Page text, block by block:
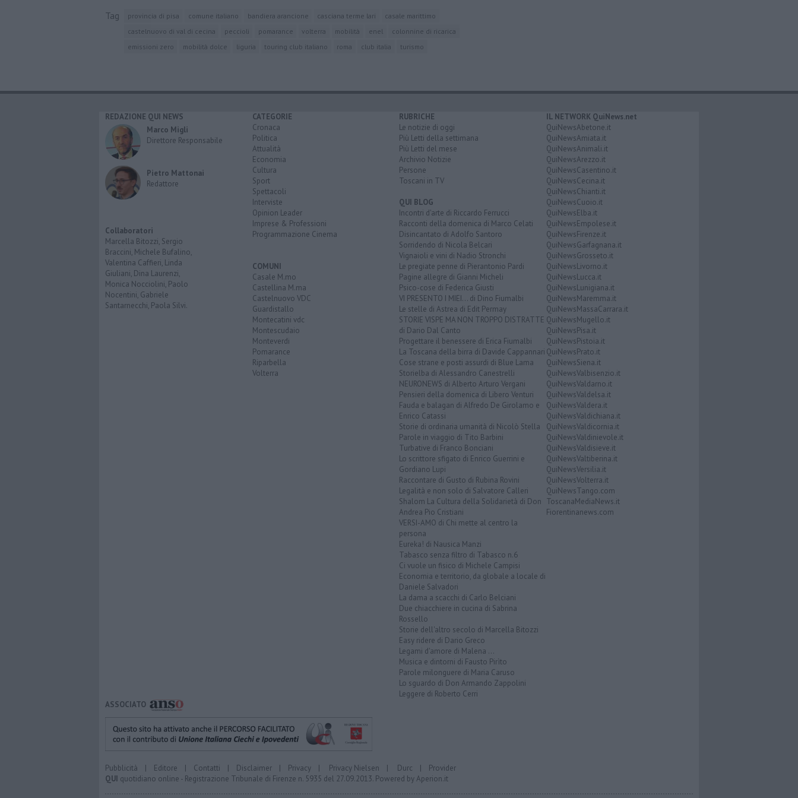
Tag provincia di pisa comune italiano bandiera arancione casciana terme lari
casale marittimo
castelnuovo di val di cecina
peccioli pomarance volterra mobilità enel
colonnine di ricarica
emissioni zero
mobilità dolce liguria touring club italiano roma club italia turismo
REDAZIONE QUI NEWS
Marco Migli
Direttore Responsabile
Pietro Mattonai
Redattore
Collaboratori
Marcella Bitozzi, Sergio
Braccini, Michele Bufalino,
Valentina Caffieri, Linda
Giuliani, Dina Laurenzi,
Monica Nocciolini, Paolo
Nocentini, Gabriele
Santarnecchi, Paola Silvi.
CATEGORIE
Cronaca
Politica
Attualità
Economia
Cultura
Sport
Spettacoli
Interviste
Opinion Leader
Imprese & Professioni
Programmazione Cinema
COMUNI
Casale M.mo
Castellina M.ma
Castelnuovo VDC
Guardistallo
Montecatini vdc
Montescudaio
Monteverdi
Pomarance
Riparbella
Volterra
RUBRICHE
Le notizie di oggi
Più Letti della settimana
Più Letti del mese
Archivio Notizie
Persone
Toscani in TV
QUI BLOG
Incontri d'arte di Riccardo Ferrucci
Racconti della domenica di Marco Celati
Disincantato di Adolfo Santoro
Sorridendo di Nicola Belcari
Vignaioli e vini di Nadio Stronchi
Le pregiate penne di Pierantonio Pardi
Pagine allegre di Gianni Micheli
Psico-cose di Federica Giusti
VI PRESENTO I MIEI... di Dino Fiumalbi
Le stelle di Astrea di Edit Permay
STORIE VISPE MA NON TROPPO DISTRATTE
di Dario Dal Canto
Progettare il benessere di Erica Fiumalbi
La Toscana della birra di Davide Cappannari
Cose strane e posti assurdi di Blue Lama
Storielba di Alessandro Canestrelli
NEURONEWS di Alberto Arturo Vergani
Pensieri della domenica di Libero Venturi
Fauda e balagan di Alfredo De Girolamo e
Enrico Catassi
Storie di ordinaria umanità di Nicolò Stella
Parole in viaggio di Tito Barbini
Turbative di Franco Bonciani
Lo scrittore sfigato di Enrico Guerrini e
Gordiano Lupi
Raccontare di Gusto di Rubina Rovini
Legalità e non solo di Salvatore Calleri
Shalom La Cultura della Solidarietà di Don
Andrea Pio Cristiani
VERSI-AMO di Chi mette al centro la
persona
Eureka! di Nausica Manzi
Tabasco senza filtro di Tabasco n.6
Ci vuole un fisico di Michele Campisi
Economia e territorio, da globale a locale di
Daniele Salvadori
La dama a scacchi di Carlo Belciani
Due chiacchiere in cucina di Sabrina
Rossello
Storie dell'altro secolo di Marcella Bitozzi
Easy ridere di Dario Greco
Legami d'amore di Malena ...
Musica e dintorni di Fausto Pirìto
Parole milonguere di Maria Caruso
Lo sguardo di Don Armando Zappolini
Leggere di Roberto Cerri
IL NETWORK QuiNews.net
QuiNewsAbetone.it
QuiNewsAmiata.it
QuiNewsAnimali.it
QuiNewsArezzo.it
QuiNewsCasentino.it
QuiNewsCecina.it
QuiNewsChianti.it
QuiNewsCuoio.it
QuiNewsElba.it
QuiNewsEmpolese.it
QuiNewsFirenze.it
QuiNewsGarfagnana.it
QuiNewsGrosseto.it
QuiNewsLivorno.it
QuiNewsLucca.it
QuiNewsLunigiana.it
QuiNewsMaremma.it
QuiNewsMassaCarrara.it
QuiNewsMugello.it
QuiNewsPisa.it
QuiNewsPistoia.it
QuiNewsPrato.it
QuiNewsSiena.it
QuiNewsValbisenzio.it
QuiNewsValdarno.it
QuiNewsValdelsa.it
QuiNewsValdera.it
QuiNewsValdichiana.it
QuiNewsValdicornia.it
QuiNewsValdinievole.it
QuiNewsValdisieve.it
QuiNewsValtiberina.it
QuiNewsVersilia.it
QuiNewsVolterra.it
QuiNewsTango.com
ToscanaMediaNews.it
Fiorentinanews.com
ASSOCIATO
Pubblicità | Editore | Contatti | Disclaimer | Privacy | Privacy Nielsen | Durc | Provider
QUI quotidiano online - Registrazione Tribunale di Firenze n. 5935 del 27.09.2013. Powered byAperion.it